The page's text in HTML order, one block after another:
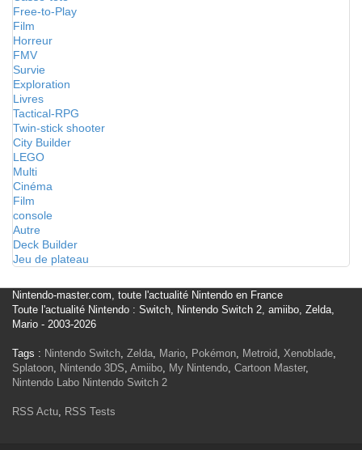
Free-to-Play
Film
Horreur
FMV
Survie
Exploration
Livres
Tactical-RPG
Twin-stick shooter
City Builder
LEGO
Multi
Cinéma
Film
console
Autre
Deck Builder
Jeu de plateau
Nintendo-master.com, toute l'actualité Nintendo en France
Toute l'actualité Nintendo : Switch, Nintendo Switch 2, amiibo, Zelda,
Mario - 2003-2026
Tags : Nintendo Switch, Zelda, Mario, Pokémon, Metroid, Xenoblade,
Splatoon, Nintendo 3DS, Amiibo, My Nintendo, Cartoon Master,
Nintendo Labo Nintendo Switch 2
RSS Actu, RSS Tests